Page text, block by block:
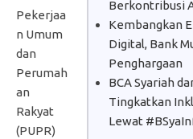
Berkontribusi
Kembangkan
Digital, Bank
Penghargaan
BCA Syariah
Tingkatkan
Lewat
Pekerjaa
n Umum
dan
Perumah
an
Rakyat
(PUPR)